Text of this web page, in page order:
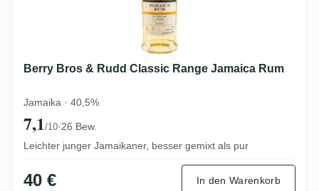
Berry Bros & Rudd Classic Range Jamaica Rum
Jamaika · 40,5%
7,1/10·26 Bew.
Leichter junger Jamaikaner, besser gemixt als pur
40 € In den Warenkorb